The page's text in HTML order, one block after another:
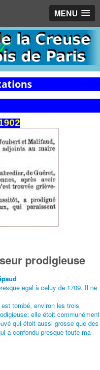
MENU
prodigieuse
egal à celuy de 1709. Il ne
tombé, environ les trois
elle étoit communément
qui étoit aussi grosse que des
a confondu presque toute ma